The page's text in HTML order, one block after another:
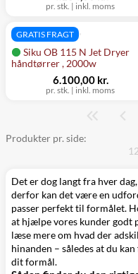
pr. stk. | inkl. moms
Siku OB 115 N Jet Dryer
håndtørrer , 2000w
GRATIS FRAGT
pr. stk. | inkl. moms
6.100,00 kr.
Produkter pr. side:
12
Det er dog langt fra hver
derfor kan det være en
passer perfekt til formålet.
at hjælpe vores kunder godt
læse mere om hvad der
hinanden – således at du
dit formål.